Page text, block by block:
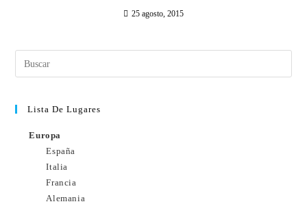
25 agosto, 2015
Lista De Lugares
Europa
España
Italia
Francia
Alemania